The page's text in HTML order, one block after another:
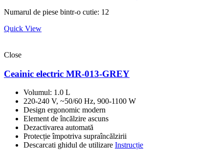
Numarul de piese bintr-o cutie: 12
Quick View
Close
Ceainic electric MR-013-GREY
Volumul: 1.0 L
220-240 V, ~50/60 Hz, 900-1100 W
Design ergonomic modern
Element de încălzire ascuns
Dezactivarea automată
Protecție împotriva supraîncălzirii
Descarcati ghidul de utilizare Instrucție